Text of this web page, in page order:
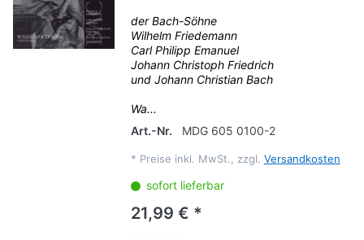
der Bach-Söhne
Wilhelm Friedemann
Carl Philipp Emanuel
Johann Christoph Friedrich
und Johann Christian Bach
Wa...
Art.-Nr.
MDG 605 0100-2
* Preise inkl. MwSt., zzgl. Versandkosten
sofort lieferbar
21,99 € *